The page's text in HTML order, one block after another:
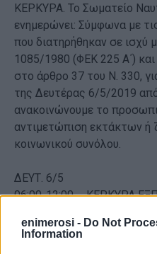
enimerosi - Do Not
Information
ΚΕΡΚΥΡΑ. Το Σωματείο
ενημερώνει: Σύμφωνα με
που διατηρήθηκαν σε ισχύ
1085/1980 (ΦΕΚ 225 Α΄) και
στο άρθρο 37 του Ν. 330,
της Δευτέρας 6/5/2019
ανακοινώνουμε το
αντιμετώπιση εκτάκτων
κοινωνικού συνόλου.
ΔΕΥΤ. 6/5
06:00-12:00 - ΚΕΡΚΥΡΑ
18:00-23:00 - ΚΕΡΚΥΡΑ